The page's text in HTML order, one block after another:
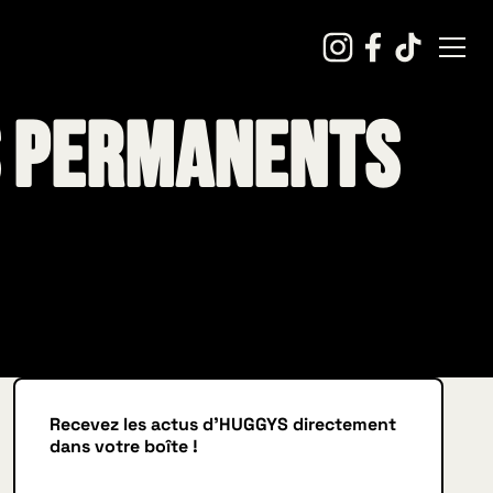
permanents
Recevez les actus d'HUGGYS directement
dans votre boîte !